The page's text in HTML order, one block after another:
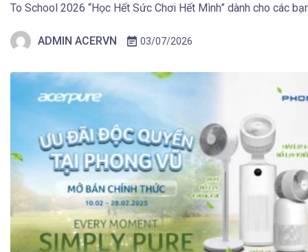
To School 2026 “Học Hết Sức Chơi Hết Mình” dành cho các
ADMIN ACERVN
03/07/2026